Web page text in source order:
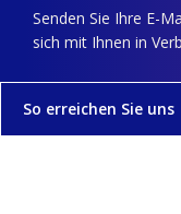
Senden Sie Ihre E-
sich mit Ihnen in
So erreichen Sie uns